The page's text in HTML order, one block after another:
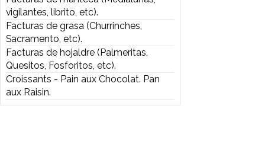
hojaldre y grasa para la elaboración
de medialunas y piezas de facturería.
Facturas de manteca (Medialunas,
vigilantes, librito, etc).
Facturas de grasa (Churrinches,
Sacramento, etc).
Facturas de hojaldre (Palmeritas,